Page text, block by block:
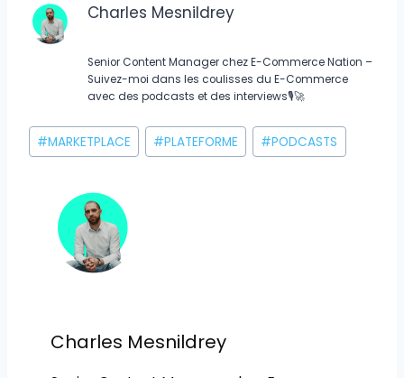
Charles Mesnildrey
Senior Content Manager chez E-Commerce Nation –
Suivez-moi dans les coulisses du E-Commerce
avec des podcasts et des interviews🎙🚀
Étiquettes
de
publication :
#MARKETPLACE #PLATEFORME #PODCASTS
Charles Mesnildrey